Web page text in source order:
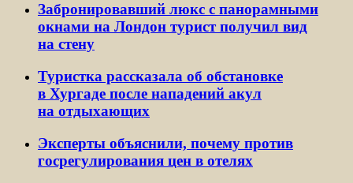
Забронировавший люкс с панорамными
окнами на Лондон турист получил вид
на стену
Туристка рассказала об обстановке
в Хургаде после нападений акул
на отдыхающих
Эксперты объяснили, почему против
госрегулирования цен в отелях